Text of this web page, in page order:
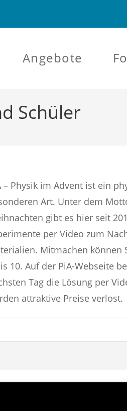
Angebote
Schüler
– Physik im Advent ist ein
Art. Unter dem
gibt es hier seit
per Video zum
Mitmachen können
10. Auf der PiA-Webseite
Tag die Lösung per
attraktive Preise verlost.